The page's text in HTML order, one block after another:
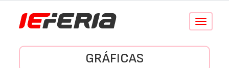
Conmutar
GRÁFICAS